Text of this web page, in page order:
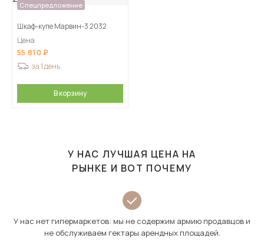
Спецпредложение
Шкаф-купе Марвин-3 2032
Цена
55 810
за 1 день
В корзину
У НАС ЛУЧШАЯ ЦЕНА НА
РЫНКЕ И ВОТ ПОЧЕМУ
У нас нет гипермаркетов: мы не содержим армию продавцов и
не обслуживаем гектары арендных площадей.